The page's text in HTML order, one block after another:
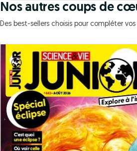
Nos autres coups de
Des best-sellers choisis pour compléter